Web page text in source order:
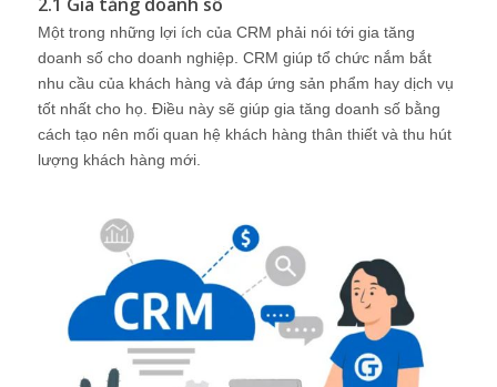
Một trong những lợi ích của CRM phải nói tới gia tăng
doanh số cho doanh nghiệp. CRM giúp tổ chức nắm bắt
nhu cầu của khách hàng và đáp ứng sản phẩm hay dịch vụ
tốt nhất cho họ. Điều này sẽ giúp gia tăng doanh số bằng
cách tạo nên mối quan hệ khách hàng thân thiết và thu hút
lượng khách hàng mới.